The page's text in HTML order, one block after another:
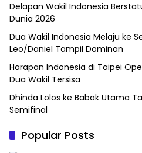
Delapan Wakil Indonesia
Dunia 2026
Dua Wakil Indonesia Melaju ke
Leo/Daniel Tampil Dominan
Harapan Indonesia di Taipei
Dua Wakil Tersisa
Dhinda Lolos ke Babak Utama
Semifinal
Popular Posts